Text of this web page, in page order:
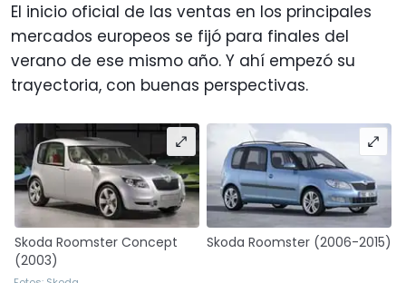
El inicio oficial de las ventas en los principales
mercados europeos se fijó para finales del
verano de ese mismo año. Y ahí empezó su
trayectoria, con buenas perspectivas.
Skoda Roomster Concept
(2003)
Skoda Roomster (2006-2015)